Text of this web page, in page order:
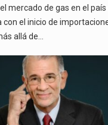
mercado de gas en el
con el inicio de
allá de…